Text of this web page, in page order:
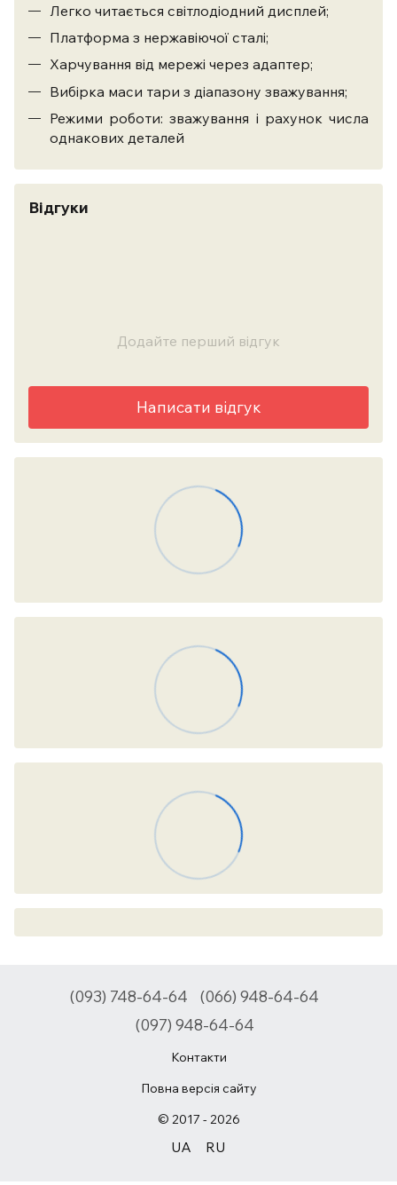
Легко читається світлодіодний дисплей;
Платформа з нержавіючої сталі;
Харчування від мережі через адаптер;
Вибірка маси тари з діапазону зважування;
Режими роботи: зважування і рахунок числа
однакових деталей
Відгуки
Додайте перший відгук
Написати відгук
(093) 748-64-64
(066) 948-64-64
(097) 948-64-64
Контакти
Повна версія сайту
© 2017 - 2026
UA RU